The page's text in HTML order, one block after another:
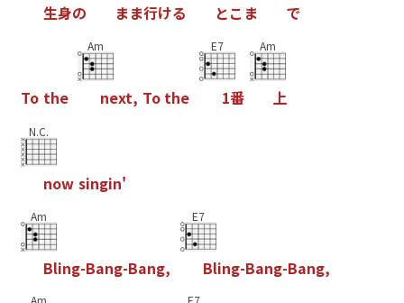
生身の まま行ける とこ ま で
To the
Am
next, To the
E7
1番
Am
上
N.C.
now singin'
Am
Bling-Bang-Bang,
E7
Bling-Bang-Bang,